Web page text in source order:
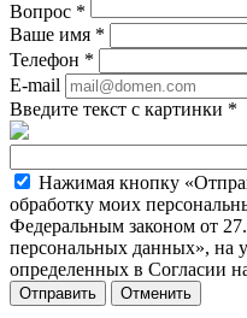
Вопрос *
Ваше имя *
Телефон *
E-mail
Введите текст с картинки *
Нажимая кнопку
обработку моих
Федеральным законом от
персональных данных», на
определенных в Согласии
Отменить